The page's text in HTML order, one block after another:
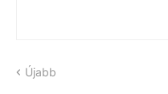
Újabb